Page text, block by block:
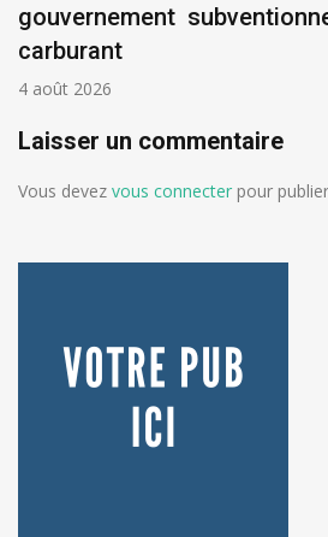
gouvernement
carburant
4 août 2026
Laisser un commentaire
Vous devez vous connecter pour